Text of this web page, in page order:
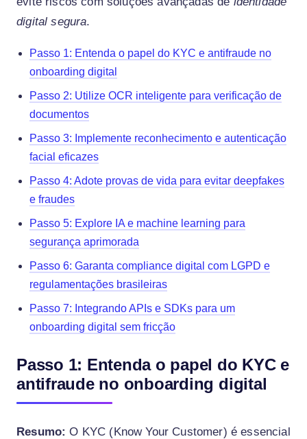
digital segura.
Passo 1: Entenda o papel do KYC e antifraude no
onboarding digital
Passo 2: Utilize OCR inteligente para verificação de
documentos
Passo 3: Implemente reconhecimento e autenticação
facial eficazes
Passo 4: Adote provas de vida para evitar deepfakes
e fraudes
Passo 5: Explore IA e machine learning para
segurança aprimorada
Passo 6: Garanta compliance digital com LGPD e
regulamentações brasileiras
Passo 7: Integrando APIs e SDKs para um
onboarding digital sem fricção
Passo 1: Entenda o papel do KYC e
antifraude no onboarding digital
Resumo: O KYC (Know Your Customer) é essencial